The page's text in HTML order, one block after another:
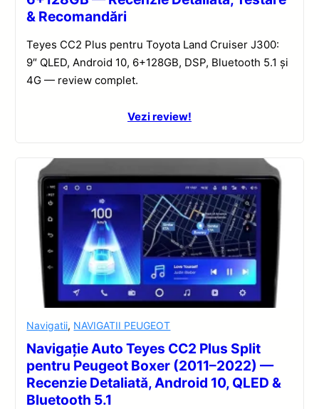
& Recomandări
Teyes CC2 Plus pentru Toyota Land Cruiser J300:
9″ QLED, Android 10, 6+128GB, DSP, Bluetooth 5.1 și
4G — review complet.
Vezi review!
Navigatii, NAVIGATII PEUGEOT
Navigație Auto Teyes CC2 Plus Split
pentru Peugeot Boxer (2011–2022) —
Recenzie Detaliată, Android 10, QLED &
Bluetooth 5.1